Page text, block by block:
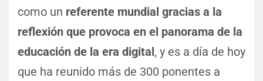
como un referente mundial gracias a la
reflexión que provoca en el panorama de la
educación de la era digital, y es a día de hoy
que ha reunido más de 300 ponentes a